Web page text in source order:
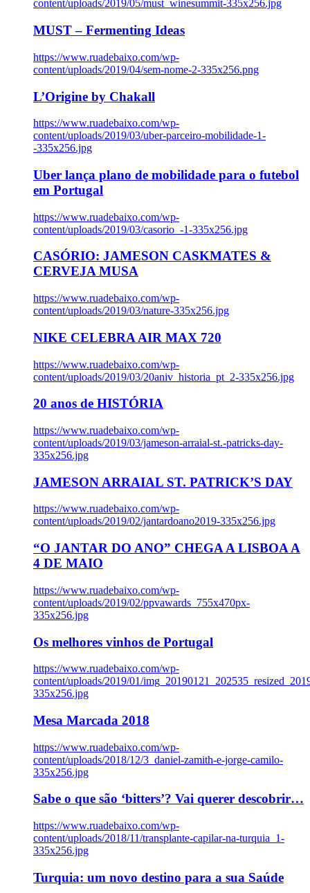
content/uploads/2019/05/must_winesummit-335x256.jpg
MUST – Fermenting Ideas
https://www.ruadebaixo.com/wp-
content/uploads/2019/04/sem-nome-2-335x256.png
L’Origine by Chakall
https://www.ruadebaixo.com/wp-
content/uploads/2019/03/uber-parceiro-mobilidade-1-
-335x256.jpg
Uber lança plano de mobilidade para o futebol
em Portugal
https://www.ruadebaixo.com/wp-
content/uploads/2019/03/casorio_-1-335x256.jpg
CASÓRIO: JAMESON CASKMATES &
CERVEJA MUSA
https://www.ruadebaixo.com/wp-
content/uploads/2019/03/nature-335x256.jpg
NIKE CELEBRA AIR MAX 720
https://www.ruadebaixo.com/wp-
content/uploads/2019/03/20aniv_historia_pt_2-335x256.jpg
20 anos de HISTÓRIA
https://www.ruadebaixo.com/wp-
content/uploads/2019/03/jameson-arraial-st.-patricks-day-
335x256.jpg
JAMESON ARRAIAL ST. PATRICK’S DAY
https://www.ruadebaixo.com/wp-
content/uploads/2019/02/jantardoano2019-335x256.jpg
“O JANTAR DO ANO” CHEGA A LISBOA A
4 DE MAIO
https://www.ruadebaixo.com/wp-
content/uploads/2019/02/ppvawards_755x470px-
335x256.jpg
Os melhores vinhos de Portugal
https://www.ruadebaixo.com/wp-
content/uploads/2019/01/
335x256.jpg
Mesa Marcada 2018
https://www.ruadebaixo.com/wp-
content/uploads/2018/12/3_daniel-zamith-e-jorge-camilo-
335x256.jpg
Sabe o que são ‘bitters’? Vai querer descobrir…
https://www.ruadebaixo.com/wp-
content/uploads/2018/11/transplante-capilar-na-turquia_1-
335x256.jpg
Turquia: um novo destino para a sua Saúde